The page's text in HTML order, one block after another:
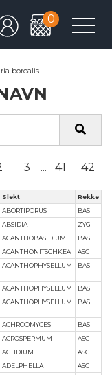
0
borealis
3 ... 41 42
Slekt
Rekke
ABORTIPORUS
BAS
ABSIDIA
ZYG
ACANTHOBASIDIUM
BAS
ACANTHONITSCHKEA
ASC
ACANTHOPHYSELLUM BAS
ACANTHOPHYSELLUM
BAS
ACANTHOPHYSELLUM BAS
ACHROOMYCES
BAS
ACROSPERMUM
ASC
ACTIDIUM
ASC
ADELPHELLA
ASC